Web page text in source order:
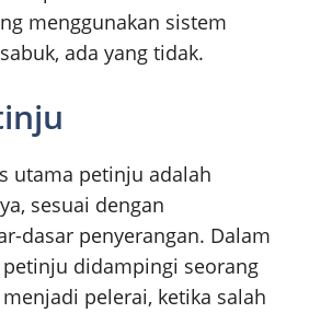
menggunakan sistem
ada yang tidak.
utama petinju adalah
sesuai dengan
dasar penyerangan. Dalam
didampingi seorang
pelerai, ketika salah